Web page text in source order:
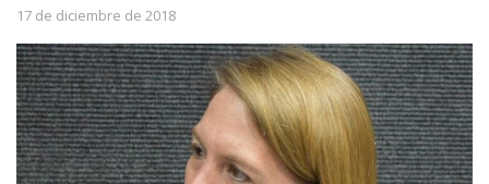
17 de diciembre de 2018